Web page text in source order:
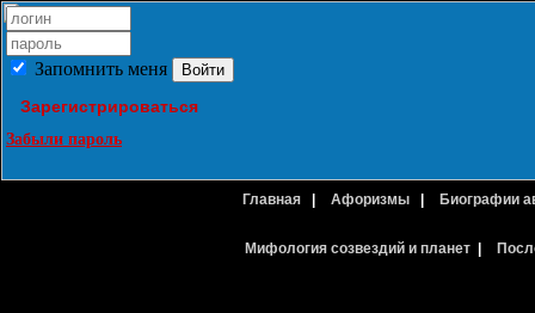
Запомнить меня
Зарегистрироваться
Забыли пароль
Главная Афоризмы Биографии
Мифология созвездий и планет|